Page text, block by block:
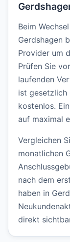
Beim
Gerdshagen
Provider um
Prüfen Sie
laufenden
ist gesetzlich
kostenlos.
auf maximal
Vergleichen
monatlichen
nach dem
haben in
direkt